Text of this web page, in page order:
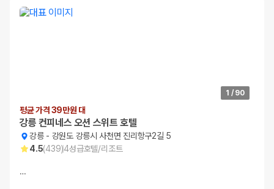
1 / 90
평균 가격 39만원 대
강릉 컨피네스 오션 스위트 호텔
강릉- 강원도 강릉시 사천면 진리항구2길 5
4.5(439)4성급호텔/리조트
…